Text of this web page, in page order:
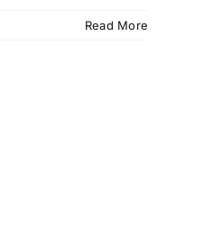
Read More